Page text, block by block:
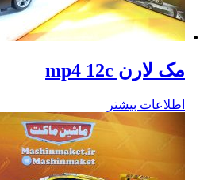
مک لارن mp4 12c
اطلاعات بیشتر